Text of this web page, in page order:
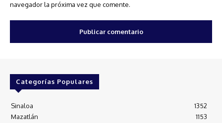
navegador la próxima vez que comente.
Categorías Populares
Sinaloa
1352
Mazatlán
1153